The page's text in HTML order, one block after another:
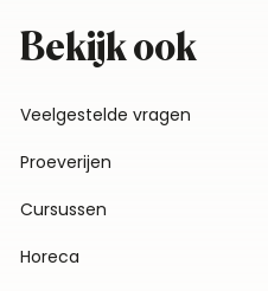
Bekijk ook
Veelgestelde vragen
Proeverijen
Cursussen
Horeca